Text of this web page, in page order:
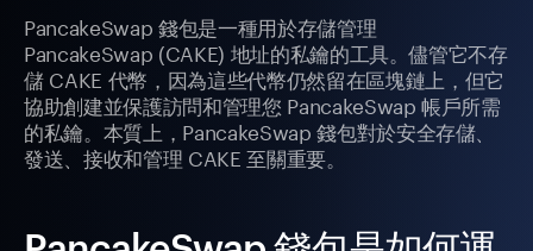
PancakeSwap 錢包是一種用於存儲管理
PancakeSwap (CAKE) 地址的私鑰的工具。儘管它不存
儲 CAKE 代幣，因為這些代幣仍然留在區塊鏈上，但它
協助創建並保護訪問和管理您 PancakeSwap 帳戶所需
的私鑰。本質上，PancakeSwap 錢包對於安全存儲、
發送、接收和管理 CAKE 至關重要。